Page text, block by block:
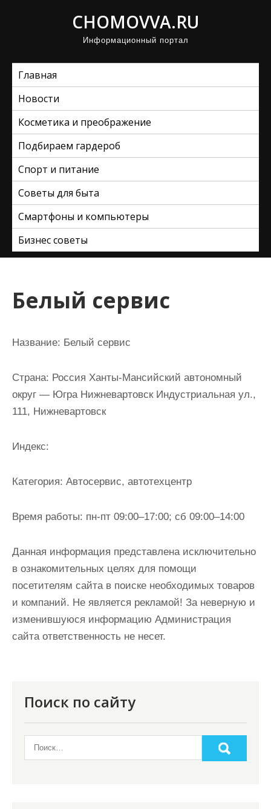
CHOMOVVA.RU
Информационный портал
Главная
Новости
Косметика и преображение
Подбираем гардероб
Спорт и питание
Советы для быта
Смартфоны и компьютеры
Бизнес советы
Белый сервис
Название: Белый сервис
Страна: Россия Ханты-Мансийский автономный
округ — Югра Нижневартовск Индустриальная ул.,
111, Нижневартовск
Индекс:
Категория: Автосервис, автотехцентр
Время работы: пн-пт 09:00–17:00; сб 09:00–14:00
Данная информация представлена исключительно
в ознакомительных целях для помощи
посетителям сайта в поиске необходимых товаров
и компаний. Не является рекламой! За неверную и
изменившуюся информацию Администрация
сайта ответственность не несет.
Поиск по сайту